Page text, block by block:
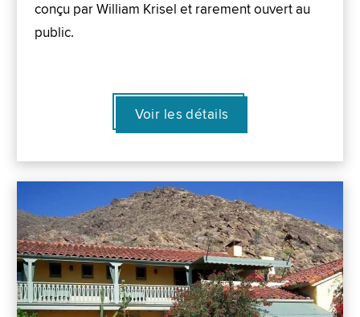
conçu par William Krisel et rarement ouvert au
public.
Voir les détails